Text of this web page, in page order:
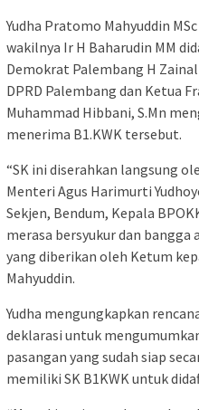
Yudha Pratomo Mahyuddin
wakilnya Ir H Baharudin MM
Demokrat Palembang H
DPRD Palembang dan Ketua
Muhammad Hibbani, S.Mn
menerima B1.KWK tersebut.
“SK ini diserahkan langsung
Menteri Agus Harimurti
Sekjen, Bendum, Kepala
merasa bersyukur dan bangga
yang diberikan oleh Ketum
Mahyuddin.
Yudha mengungkapkan
deklarasi untuk
pasangan yang sudah siap
memiliki SK B1KWK untuk